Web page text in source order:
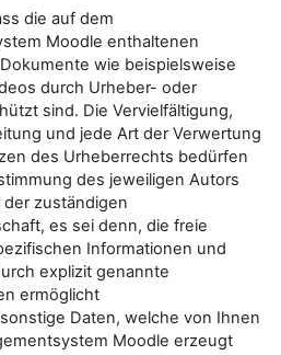
die auf dem
Moodle enthaltenen
wie beispielsweise
durch Urheber- oder
sind. Die Vervielfältigung,
und jede Art der Verwertung
des Urheberrechts bedürfen
des jeweiligen Autors
der zuständigen
es sei denn, die freie
Informationen und
explizit genannte
ermöglicht
Daten, welche von Ihnen
Moodle erzeugt